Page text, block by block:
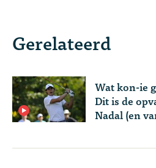
Gerelateerd
Wat kon-ie
Dit is de
Nadal (en